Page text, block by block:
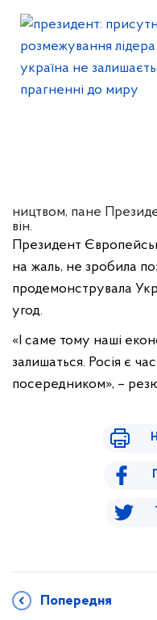
ництвом, пане
він.
Президент
на жаль, не зробила
продемонструвала
угод.
«І саме тому наші
залишаться. Росія є
посередником», –
Попередня